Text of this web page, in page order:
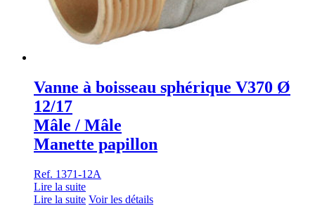
Vanne à boisseau sphérique V370 Ø
12/17
Mâle / Mâle
Manette papillon
Ref. 1371-12A
Lire la suite
Lire la suite Voir les détails